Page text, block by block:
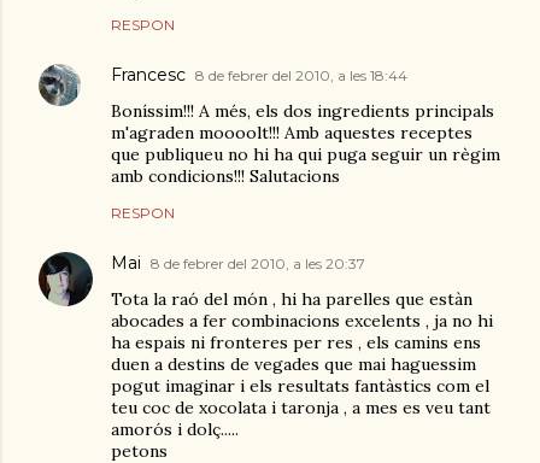
RESPON
Francesc 8 de febrer del 2010, a les 18:44
Boníssim!!! A més, els dos ingredients principals
m'agraden moooolt!!! Amb aquestes receptes
que publiqueu no hi ha qui puga seguir un règim
amb condicions!!! Salutacions
RESPON
Mai 8 de febrer del 2010, a les 20:37
Tota la raó del món , hi ha parelles que estàn
abocades a fer combinacions excelents , ja no hi
ha espais ni fronteres per res , els camins ens
duen a destins de vegades que mai haguessim
pogut imaginar i els resultats fantàstics com el
teu coc de xocolata i taronja , a mes es veu tant
amorós i dolç.....
petons